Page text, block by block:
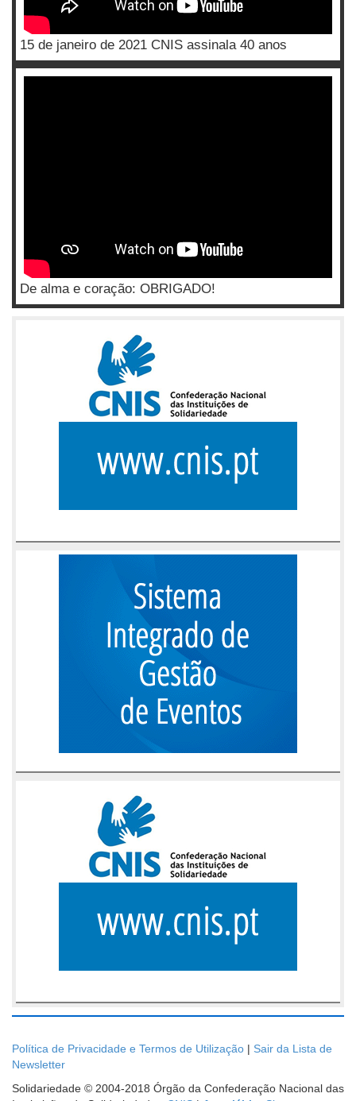
15 de janeiro de 2021 CNIS assinala 40 anos
De alma e coração: OBRIGADO!
Política de Privacidade e Termos de Utilização | Sair da Lista de
Newsletter
Solidariedade © 2004-2018 Órgão da Confederação Nacional das